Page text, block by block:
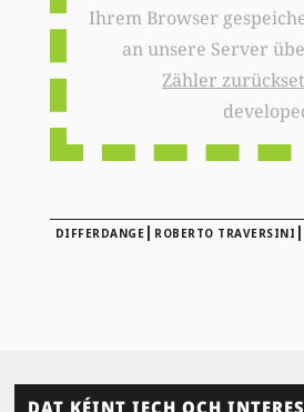
Ihrem Browser
an unsere Server
Zähler
DIFFERDANGE | ROBERTO TRAVERSINI